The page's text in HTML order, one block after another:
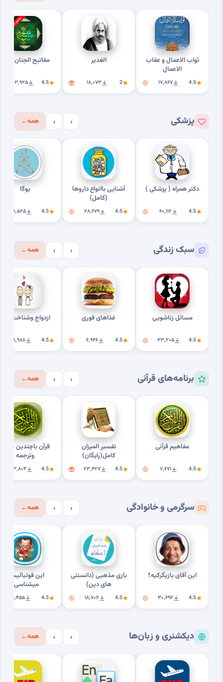
ثواب الاعمال و عقاب
الاعمال
4.5 ۱۷٬۸۶۷
الغدیر
2 ۱۸٬۰۷۳
مفاتیح الجنان کامل
4.5 ۲۰۳٬۹۲۵
پزشکی ‹
› همه←
دکتر همراه ( پزشکی )
4.5 ۶۰٬۱۱۲
آشنایی باانواع داروها
(کامل)
4.5 ۲۸٬۶۷۹
یوگا
4.5 ۱۸٬۵۲۵
سبک زندگی ‹
› همه←
مسائل زناشویی
4.5 ۳۳٬۲۰۵
غذاهای فوری
4.5 ۶٬۹۴۶
ازدواج وشناخت بهتر
4.5 ۱۸٬۹۸۸
برنامه‌های قرآنی ‹
› همه←
مفاهیم قرآنی
4.5 ۷٬۶۷۱
تفسیر المیزان
کامل(رایگان)
4.5 ۲۳٬۴۲۷
قرآن باچندین صوت
وترجمه
4.5 ۲۳٬۸۰۴
سرگرمی و خانوادگی ‹
› همه←
این آقای بازیگرکیه؟
4.5 ۳۰٬۶۹۲
بازی مذهبی (دانستنی
های دین)
4.5 ۱۸٬۷۰۲
این فوتبالیستو
میشناسی؟
4.5 ۹٬۴۵۵
دیکشنری و زبان‌ها ‹
› همه←